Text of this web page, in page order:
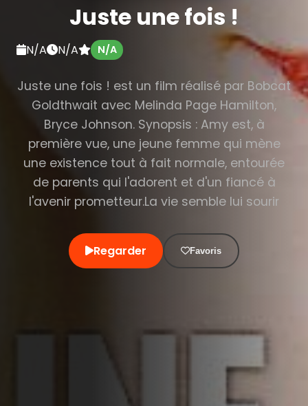
Juste une fois !
N/A N/A N/A
Juste une fois ! est un film réalisé par Bobcat
Goldthwait avec Melinda Page Hamilton,
Bryce Johnson. Synopsis : Amy est, à
première vue, une jeune femme qui mène
une existence tout à fait normale, entourée
de parents qui l'adorent et d'un fiancé à
l'avenir prometteur.La vie semble lui sourir
Regarder Favoris